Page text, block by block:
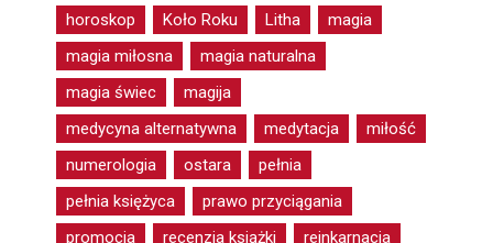
horoskop
Koło Roku Litha
magia
magia miłosna
magia naturalna
magia świec
magija
medycyna alternatywna
medytacja
miłość
numerologia
ostara
pełnia
pełnia księżyca
prawo przyciągania
promocja
recenzja książki
reinkarnacja